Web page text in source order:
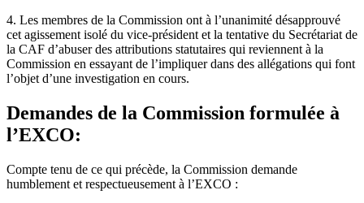
4. Les membres de la Commission ont à l’unanimité désapprouvé
cet agissement isolé du vice-président et la tentative du Secrétariat de
la CAF d’abuser des attributions statutaires qui reviennent à la
Commission en essayant de l’impliquer dans des allégations qui font
l’objet d’une investigation en cours.
Demandes de la Commission formulée à
l’EXCO:
Compte tenu de ce qui précède, la Commission demande
humblement et respectueusement à l’EXCO :